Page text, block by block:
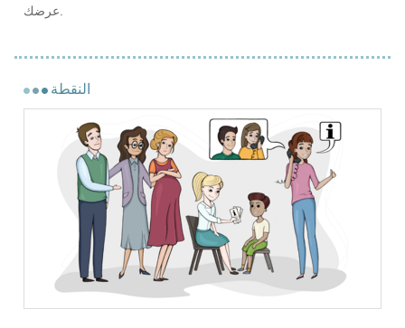
النقطة